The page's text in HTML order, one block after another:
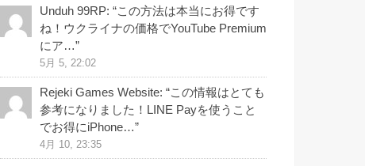
Unduh 99RP: “この方法は本当にお得です
ね！ウクライナの価格でYouTube Premium
にア…”
5月 5, 22:02
Rejeki Games Website: “この情報はとても
参考になりました！LINE Payを使うこと
でお得にiPhone…”
4月 10, 23:35